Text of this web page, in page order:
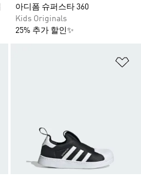
아디폼 슈퍼스타 360
Kids Originals
25% 추가 할인✨